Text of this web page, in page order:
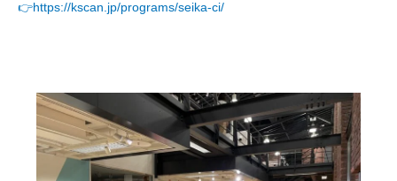
👉https://kscan.jp/programs/seika-ci/